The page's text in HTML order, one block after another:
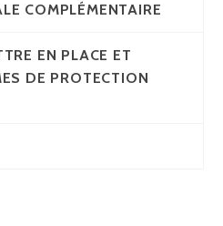
COMPLÉMENTAIRE
EN PLACE ET
DE PROTECTION